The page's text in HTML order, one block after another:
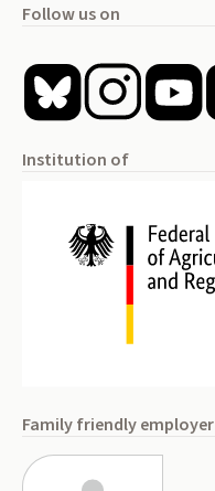
Follow us on
Institution of
Family friendly employer